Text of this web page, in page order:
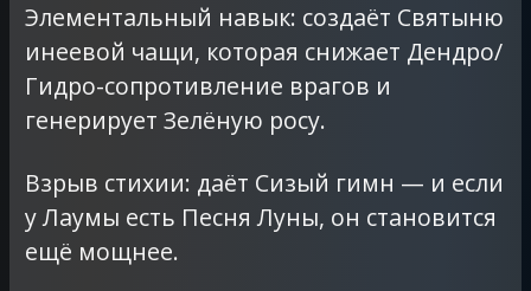
Элементальный навык: создаёт Святыню
инеевой чащи, которая снижает Дендро/
Гидро-сопротивление врагов и
генерирует Зелёную росу.
Взрыв стихии: даёт Сизый гимн — и если
у Лаумы есть Песня Луны, он становится
ещё мощнее.